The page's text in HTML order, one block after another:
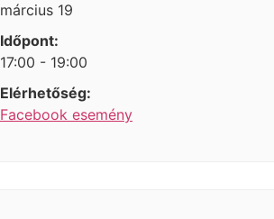
március 19
Időpont:
17:00 - 19:00
Elérhetőség:
Facebook esemény